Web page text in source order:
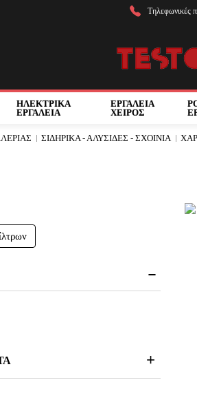
Τηλεφωνικές
ΗΛΕΚΤΡΙΚΑ
ΕΡΓΑΛΕΙΑ
ΕΡΓΑΛΕΙΑ
ΧΕΙΡΟΣ
ΣΙΔΗΡΙΚΑ - ΑΛΥΣΙΔΕΣ - ΣΧΟΙΝΙΑ